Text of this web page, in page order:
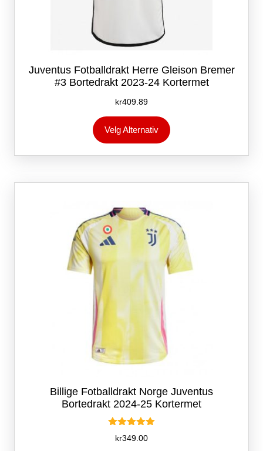
Juventus Fotballdrakt Herre Gleison Bremer
#3 Bortedrakt 2023-24 Kortermet
kr409.89
Velg Alternativ
produktet
flere
Alternativene
på
produktsiden
Billige Fotballdrakt Norge Juventus
Bortedrakt 2024-25 Kortermet
Vurdert
5.00
kr349.00